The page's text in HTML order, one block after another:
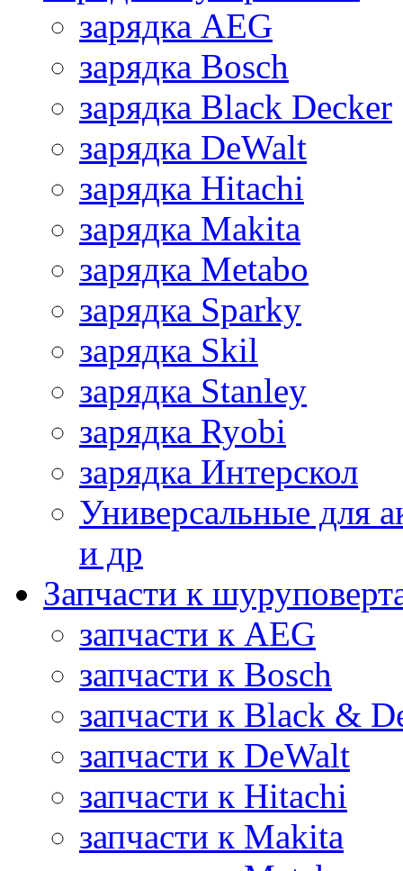
зарядка AEG
зарядка Bosch
зарядка Black Decker
зарядка DeWalt
зарядка Hitachi
зарядка Makita
зарядка Metabo
зарядка Sparky
зарядка Skil
зарядка Stanley
зарядка Ryobi
зарядка Интерскол
Универсальные для
и др
Запчасти к
запчасти к AEG
запчасти к Bosch
запчасти к Black &
запчасти к DeWalt
запчасти к Hitachi
запчасти к Makita